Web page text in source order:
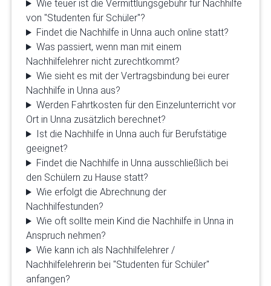
Wie teuer ist die Vermittlungsgebühr für Nachhilfe
von "Studenten für Schüler"?
Findet die Nachhilfe in Unna auch online statt?
Was passiert, wenn man mit einem
Nachhilfelehrer nicht zurechtkommt?
Wie sieht es mit der Vertragsbindung bei eurer
Nachhilfe in Unna aus?
Werden Fahrtkosten für den Einzelunterricht vor
Ort in Unna zusätzlich berechnet?
Ist die Nachhilfe in Unna auch für Berufstätige
geeignet?
Findet die Nachhilfe in Unna ausschließlich bei
den Schülern zu Hause statt?
Wie erfolgt die Abrechnung der
Nachhilfestunden?
Wie oft sollte mein Kind die Nachhilfe in Unna in
Anspruch nehmen?
Wie kann ich als Nachhilfelehrer /
Nachhilfelehrerin bei "Studenten für Schüler"
anfangen?